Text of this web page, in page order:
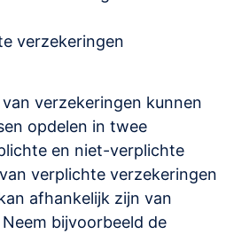
verzekeringen
verzekeringen kunnen
opdelen in twee
en niet-verplichte
verplichte verzekeringen
afhankelijk zijn van
bijvoorbeeld de